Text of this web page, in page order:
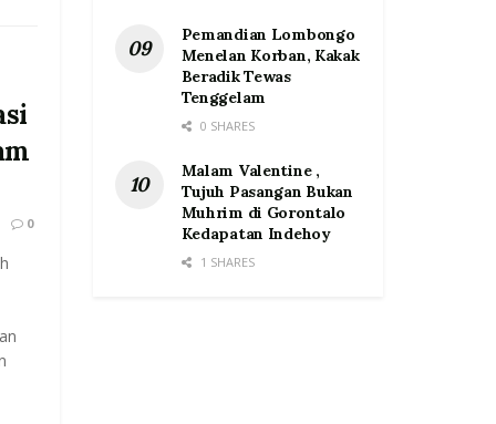
0
Pemandian Lombongo
Menelan Korban, Kakak
Beradik Tewas
Tenggelam
0 SHARES
Malam Valentine ,
Tujuh Pasangan Bukan
Muhrim di Gorontalo
Kedapatan Indehoy
1 SHARES